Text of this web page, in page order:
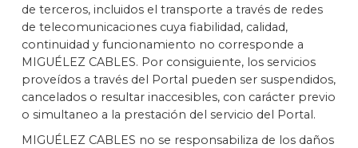
de terceros, incluidos el transporte a través de redes
de telecomunicaciones cuya fiabilidad, calidad,
continuidad y funcionamiento no corresponde a
MIGUÉLEZ CABLES. Por consiguiente, los servicios
proveídos a través del Portal pueden ser suspendidos,
cancelados o resultar inaccesibles, con carácter previo
o simultaneo a la prestación del servicio del Portal.
MIGUÉLEZ CABLES no se responsabiliza de los daños